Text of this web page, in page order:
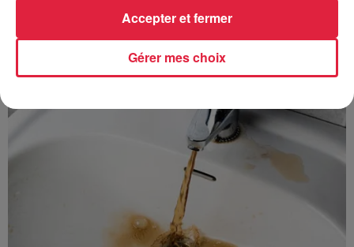
À découvrir également
Gérer mes choix
Accepter et fermer